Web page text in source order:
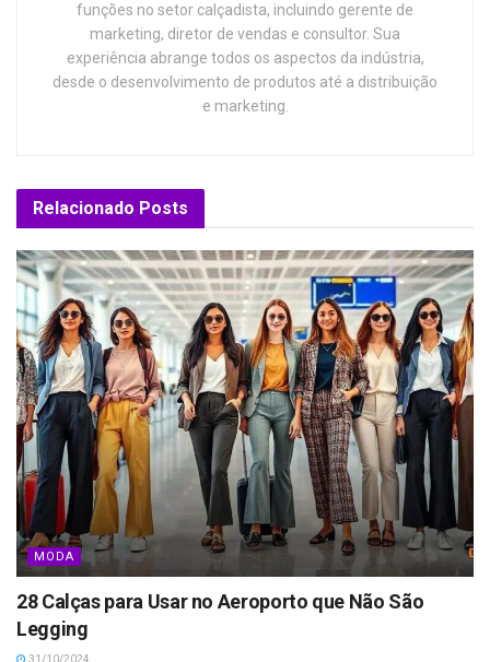
funções no setor calçadista, incluindo gerente de
marketing, diretor de vendas e consultor. Sua
experiência abrange todos os aspectos da indústria,
desde o desenvolvimento de produtos até a distribuição
e marketing.
Relacionado Posts
MODA
28 Calças para Usar no Aeroporto que Não São
Legging
31/10/2024